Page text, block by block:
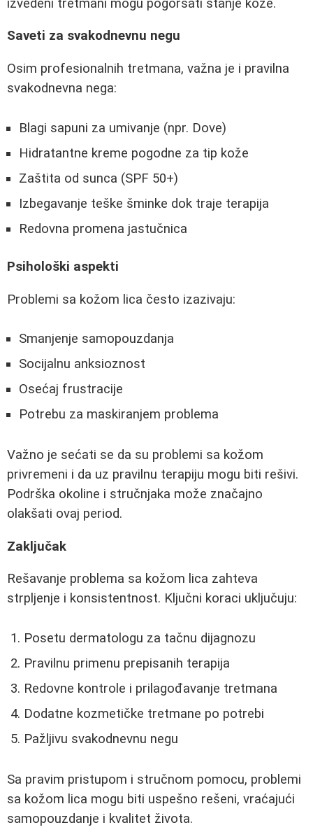
izvedeni tretmani mogu pogoršati stanje kože.
Saveti za svakodnevnu negu
Osim profesionalnih tretmana, važna je i pravilna
svakodnevna nega:
Blagi sapuni za umivanje (npr. Dove)
Hidratantne kreme pogodne za tip kože
Zaštita od sunca (SPF 50+)
Izbegavanje teške šminke dok traje terapija
Redovna promena jastučnica
Psihološki aspekti
Problemi sa kožom lica često izazivaju:
Smanjenje samopouzdanja
Socijalnu anksioznost
Osećaj frustracije
Potrebu za maskiranjem problema
Važno je sećati se da su problemi sa kožom
privremeni i da uz pravilnu terapiju mogu biti rešivi.
Podrška okoline i stručnjaka može značajno
olakšati ovaj period.
Zaključak
Rešavanje problema sa kožom lica zahteva
strpljenje i konsistentnost. Ključni koraci uključuju:
Posetu dermatologu za tačnu dijagnozu
Pravilnu primenu prepisanih terapija
Redovne kontrole i prilagođavanje tretmana
Dodatne kozmetičke tretmane po potrebi
Pažljivu svakodnevnu negu
Sa pravim pristupom i stručnom pomocu, problemi
sa kožom lica mogu biti uspešno rešeni, vraćajući
samopouzdanje i kvalitet života.